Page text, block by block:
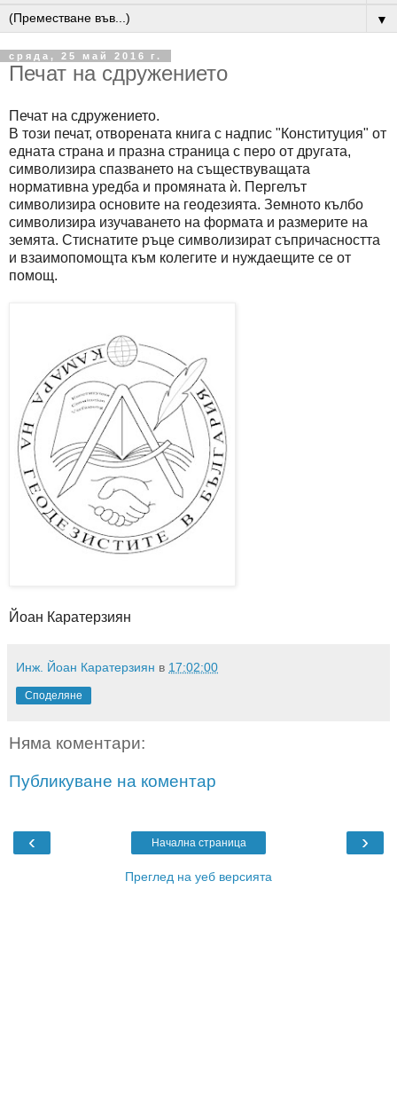
▼
сряда, 25 май 2016 г.
Печат на сдружението
Печат на сдружението.
В този печат, отворената книга с надпис "Конституция" от
едната страна и празна страница с перо от другата,
символизира спазването на съществуващата
нормативна уредба и промяната ѝ. Пергелът
символизира основите на геодезията. Земното кълбо
символизира изучаването на формата и размерите на
земята. Стиснатите ръце символизират съпричасността
и взаимопомощта към колегите и нуждаещите се от
помощ.
Йоан Каратерзиян
Инж. Йоан Каратерзиян в 17:02:00
Споделяне
Няма коментари:
Публикуване на коментар
‹ ›
Начална страница
Преглед на уеб версията